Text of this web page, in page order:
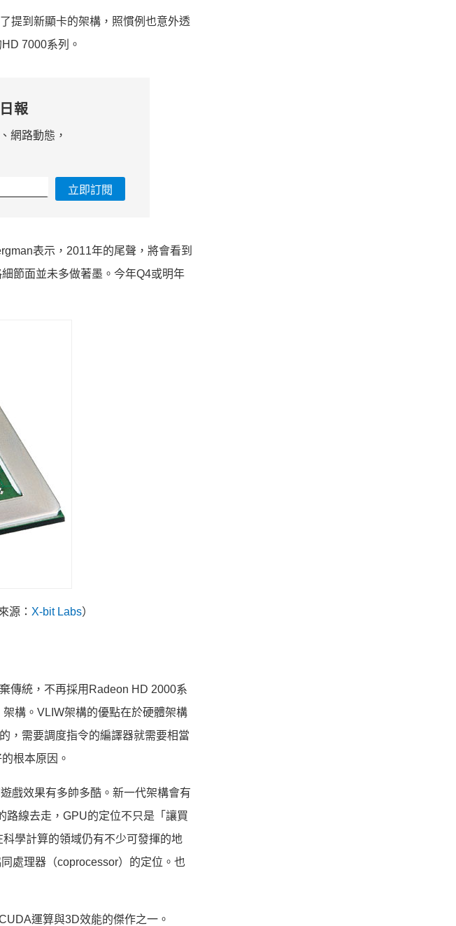
提到新顯卡的架構，照慣例也意外透
7000系列。
報
網路動態，
立即訂閱
表示，2011年的尾聲，將會看到
節面並未多做著墨。今年Q4或明年
源： X-bit Labs）
傳統，不再採用Radeon HD 2000系
構。VLIW架構的優點在於硬體架構
，需要調度指令的編譯器就需要相當
根本原因。
戲效果有多帥多酷。新一代架構會有
路線去走，GPU的定位不只是「讓買
學計算的領域仍有不少可發揮的地
處理器（coprocessor）的定位。也
運算與3D效能的傑作之一。